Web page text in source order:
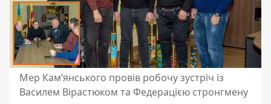
Мер Кам’янського провів робочу зустріч із
Василем Вірастюком та Федерацією стронгмену